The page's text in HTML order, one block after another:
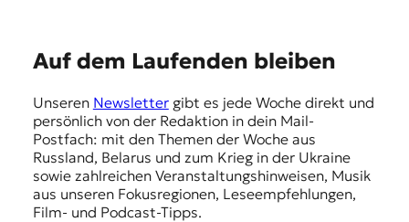
Auf dem Laufenden bleiben
Unseren Newslettergibt es jede Woche direkt und
persönlich von der Redaktion in dein Mail-
Postfach: mit den Themen der Woche aus
Russland, Belarus und zum Krieg in der Ukraine
sowie zahlreichen Veranstaltungshinweisen, Musik
aus unseren Fokusregionen, Leseempfehlungen,
Film- und Podcast-Tipps.